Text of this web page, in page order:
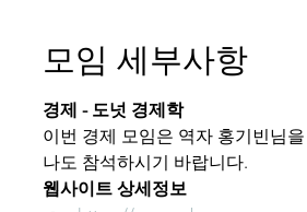
모임 세부사항
경제 - 도넛 경제학
이번 경제 모임은 역자 홍기빈님
나도 참석하시기 바랍니다.
웹사이트 상세정보